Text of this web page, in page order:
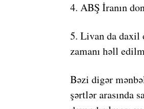
4. ABŞ İranın
5. Livan da daxil
zamanı həll
Bəzi digər
şərtlər arasında